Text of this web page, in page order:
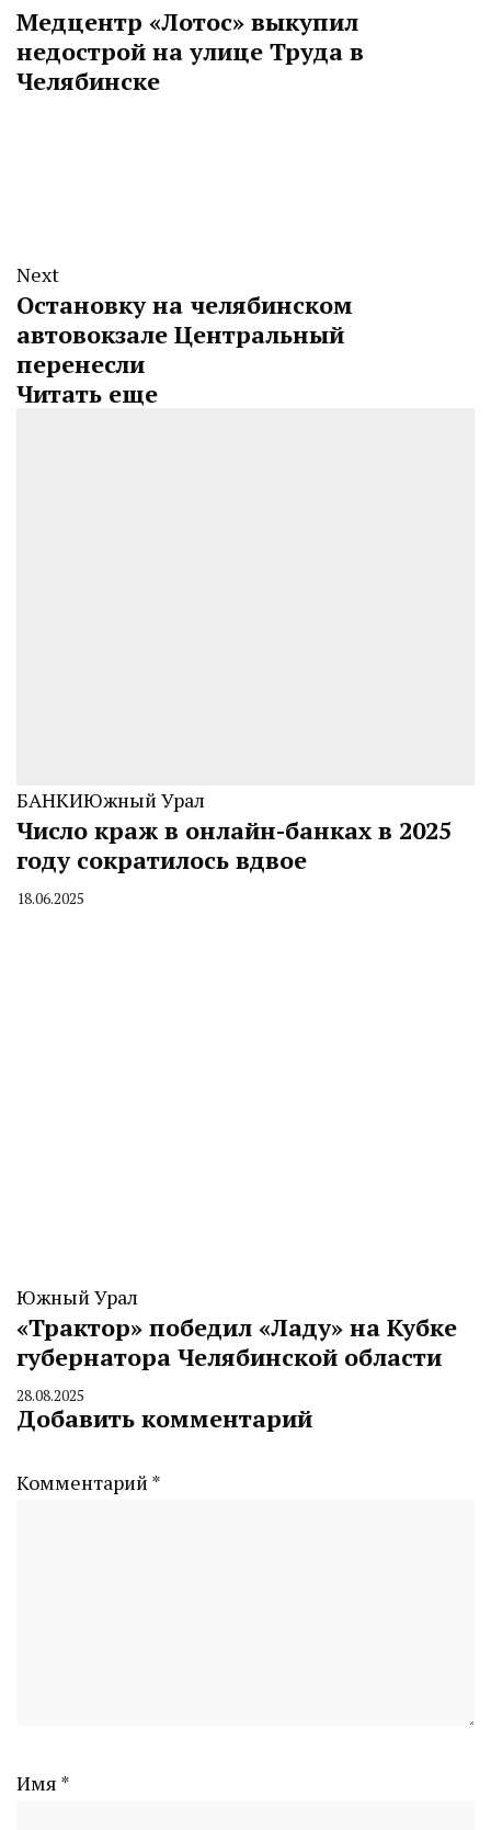
Медцентр «Лотос» выкупил
недострой на улице Труда в
Челябинске
Next
Остановку на челябинском
автовокзале Центральный
перенесли
Читать еще
БАНКИЮжный Урал
Число краж в онлайн-банках в 2025
году сократилось вдвое
By
18.06.2025
Южный Урал
«Трактор» победил «Ладу» на Кубке
губернатора Челябинской области
By
CHELINDUSTRY
28.08.2025
Добавить комментарий
Комментарий *
Имя *